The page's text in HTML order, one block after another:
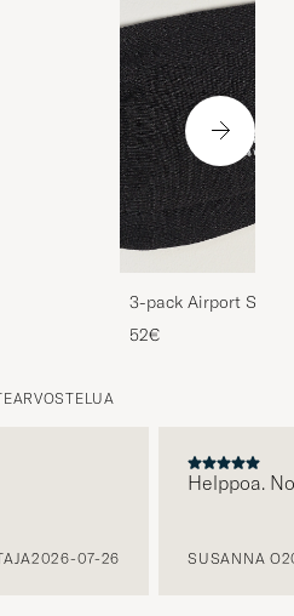
3-pack Airport
Melange
52€
2026-07-26
Helppoa.
SUSANNA O